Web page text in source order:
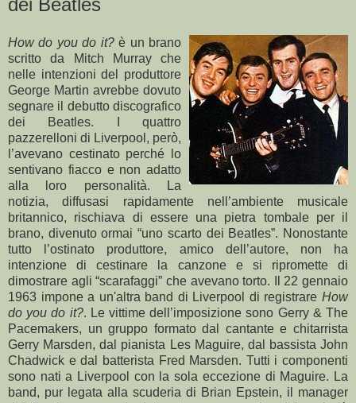
dei Beatles
How do you do it?è un brano
scritto da Mitch Murray che
nelle intenzioni del produttore
George Martin avrebbe dovuto
segnare il debutto discografico
dei Beatles. I quattro
pazzerelloni di Liverpool, però,
l’avevano cestinato perché lo
sentivano fiacco e non adatto
alla loro personalità. La
notizia, diffusasi rapidamente nell’ambiente musicale
britannico, rischiava di essere una pietra tombale per il
brano, divenuto ormai “uno scarto dei Beatles”. Nonostante
tutto l’ostinato produttore, amico dell’autore, non ha
intenzione di cestinare la canzone e si ripromette di
dimostrare agli “scarafaggi” che avevano torto. Il 22 gennaio
1963 impone a un'altra band di Liverpool di registrare How
do you do it?. Le vittime dell’imposizione sono Gerry & The
Pacemakers, un gruppo formato dal cantante e chitarrista
Gerry Marsden, dal pianista Les Maguire, dal bassista John
Chadwick e dal batterista Fred Marsden. Tutti i componenti
sono nati a Liverpool con la sola eccezione di Maguire. La
band, pur legata alla scuderia di Brian Epstein, il manager